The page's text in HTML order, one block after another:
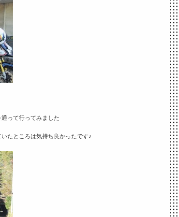
って行ってみました
たところは気持ち良かったです♪